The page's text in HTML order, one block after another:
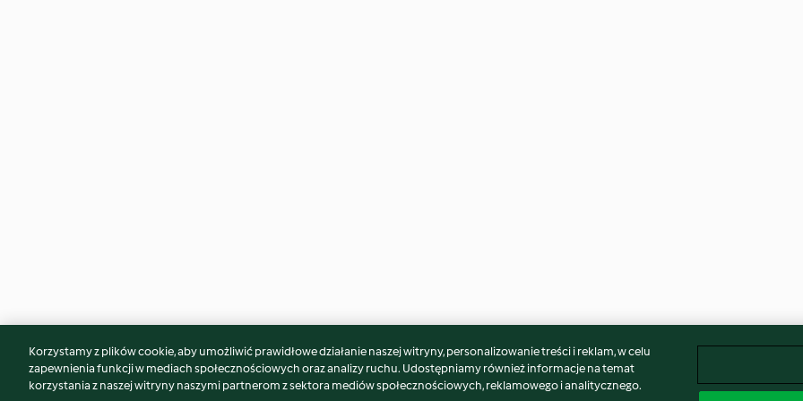
Może spodoba Ci się również...
Korzystamy z plików cookie, aby umożliwić prawidłowe działanie naszej witryny, personalizowanie treści i reklam, w celu
zapewnienia funkcji w mediach społecznościowych oraz analizy ruchu. Udostępniamy również informacje na temat
korzystania z naszej witryny naszymi partnerom z sektora mediów społecznościowych, reklamowego i analitycznego.